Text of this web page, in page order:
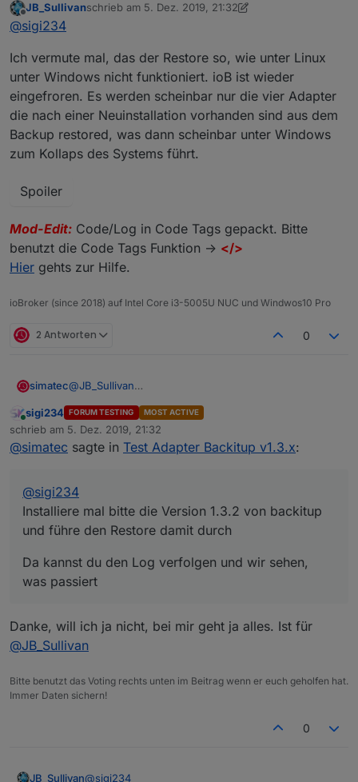
Ich will ja auch nicht migrieren, sondern ganz neu
und sauber aufsetzen und dann ein mit BackItUp
erstelltes Minimal Backup einspielen - so
jedenfalls mein Plan.
nicht so? Mit einer Migration schleppe ich ja ggf.
Fehler in den Dateien immer weiter mit mir herum.
Gute Frage, hab ich so noch nicht getestet. Müsste
@simatec wissen.
Offline
JB_Sullivanschrieb am 5. Dez. 2019, 21:32
zuletzt editiert von Negalein12. Mai 2019, 22:58
@sigi234
Ich vermute mal, das der Restore so, wie unter Linux
unter Windows nicht funktioniert. ioB ist wieder
eingefroren. Es werden scheinbar nur die vier Adapter
die nach einer Neuinstallation vorhanden sind aus dem
Backup restored, was dann scheinbar unter Windows
zum Kollaps des Systems führt.
Spoiler
Mod-Edit: Code/Log in Code Tags gepackt. Bitte
benutzt die Code Tags Funktion -> </>
Hier gehts zur Hilfe.
ioBroker (since 2018) auf Intel Core i3-5005U NUC und Windwos10 Pro
2 Antworten 0
simatec@JB_Sullivan
führe den Restore damit durch
Da kannst du den Log verfolgen und wir sehen, was
passiert
Online
sigi234 FORUM TESTING MOST ACTIVE
schrieb am 5. Dez. 2019, 21:32
zuletzt editiert von
@simatec sagte in Test Adapter Backitup v1.3.x:
@sigi234
Installiere mal bitte die Version 1.3.2 von backitup
und führe den Restore damit durch
Da kannst du den Log verfolgen und wir sehen,
was passiert
Danke, will ich ja nicht, bei mir geht ja alles. Ist für
@JB_Sullivan
Bitte benutzt das Voting rechts unten im Beitrag wenn er euch geholfen hat.
Immer Daten sichern!
0
JB_Sullivan@sigi234